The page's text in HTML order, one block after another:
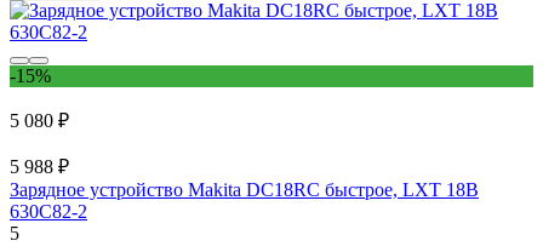
-15%
5 080 ₽
5 988 ₽
Зарядное устройство Makita DC18RC быстрое, LXT 18В
630C82-2
5